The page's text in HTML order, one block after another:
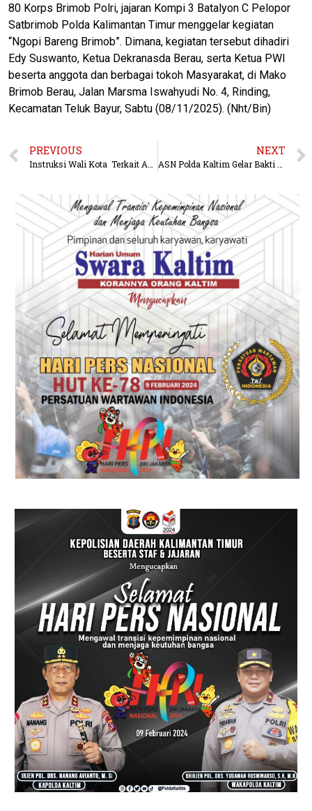
80 Korps Brimob Polri, jajaran Kompi 3 Batalyon C Pelopor
Satbrimob Polda Kalimantan Timur menggelar kegiatan
“Ngopi Bareng Brimob”. Dimana, kegiatan tersebut dihadiri
Edy Suswanto, Ketua Dekranasda Berau, serta Ketua PWI
beserta anggota dan berbagai tokoh Masyarakat, di Mako
Brimob Berau, Jalan Marsma Iswahyudi No. 4, Rinding,
Kecamatan Teluk Bayur, Sabtu (08/11/2025). (Nht/Bin)
PREVIOUS
Instruksi Wali Kota Terkait Anak Gemulai Disdikbud Gelar Rapat Lintas OPD
NEXT
ASN Polda Kaltim Gelar Bakti Sosial Bantu Warga Terdampak Kebakaran di Pasar Baru Balikpapan